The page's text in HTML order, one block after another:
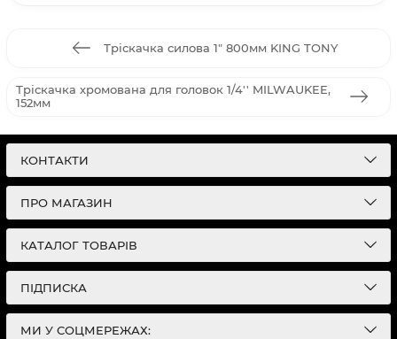
Тріскачка силова 1" 800мм KING TONY
Тріскачка хромована для головок 1/4'' MILWAUKEE,
152мм
КОНТАКТИ
ПРО МАГАЗИН
КАТАЛОГ ТОВАРІВ
ПІДПИСКА
МИ У СОЦМЕРЕЖАХ: